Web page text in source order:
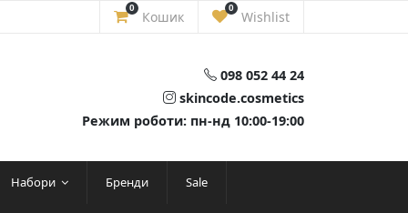
0
Кошик
0
Wishlist
098 052 44 24
skincode.cosmetics
Режим роботи: пн-нд 10:00-19:00
Набори Бренди Sale